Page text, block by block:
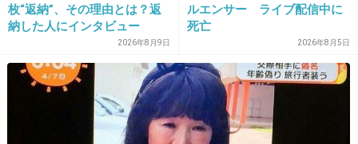
ぶりに復活することが、19日発売のグランドジャンプ8号で明らかになっ
た。4月2日発売の同誌でタイトル「地獄先生ぬ～べ～ 逢魔ヶ刻（おうま
がとき）」で完全新作の読み切りが掲載される。 「地獄先生ぬ～べ～」
年ジャンプで連載された。童守小学校に赴任した青年教師の鵺野鳴介（ぬ
えの・めいすけ）が、左腕に宿した悪霊などを浄化できる最強の「鬼の
手」の力で、次々と起こる事件を解決していく……というストーリー。
+173
枚“返納”、その理由とは？返
納した人にインタビュー
2026年8月9日
ルエンサー ライブ配信中に
死亡
2026年8月5日